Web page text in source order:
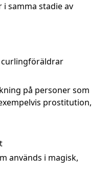
samma stadie av
curlingföräldrar
på personer som
prostitution,
används i magisk,